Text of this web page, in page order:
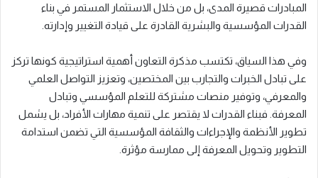
المبادرات قصيرة المدى، بل من خلال الاستثمار المستمر في بناء
القدرات المؤسسية والبشرية القادرة على قيادة التغيير وإدارته.
وفي هذا السياق، تكتسب مذكرة التعاون أهمية استراتيجية كونها تركز
على تبادل الخبرات والتجارب بين المختصين، وتعزيز التواصل العلمي
والمعرفي، وتوفير منصات مشتركة للتعلم المؤسسي وتبادل
المعرفة. فبناء القدرات لا يقتصر على تنمية مهارات الأفراد، بل يشمل
تطوير الأنظمة والإجراءات والثقافة المؤسسية التي تضمن استدامة
التطوير وتحويل المعرفة إلى ممارسة مؤثرة.